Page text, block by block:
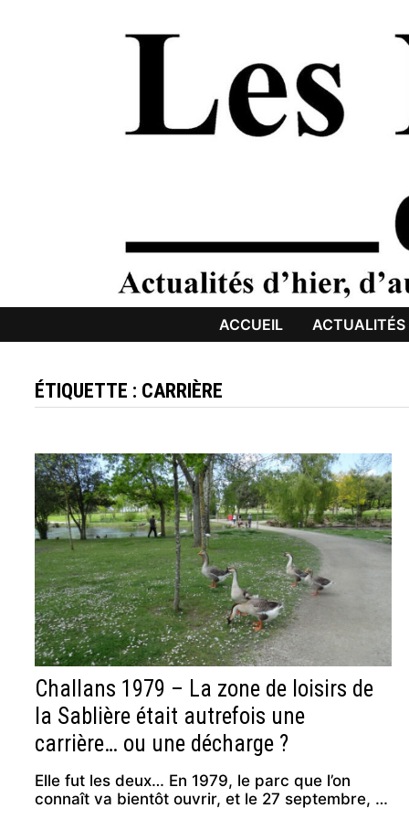
ACCUEIL ACTUALITÉS
ÉTIQUETTE : CARRIÈRE
Challans 1979 – La zone de loisirs de
la Sablière était autrefois une
carrière… ou une décharge ?
Elle fut les deux… En 1979, le parc que l’on
connaît va bientôt ouvrir, et le 27 septembre, …